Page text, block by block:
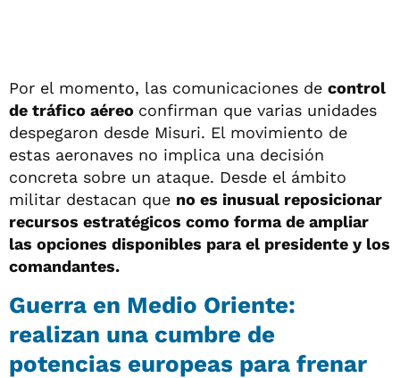
Por el momento, las comunicaciones de control
de tráfico aéreo confirman que varias unidades
despegaron desde Misuri. El movimiento de
estas aeronaves no implica una decisión
concreta sobre un ataque. Desde el ámbito
militar destacan que no es inusual reposicionar
recursos estratégicos como forma de ampliar
las opciones disponibles para el presidente y los
comandantes.
Guerra en Medio Oriente:
realizan una cumbre de
potencias europeas para frenar